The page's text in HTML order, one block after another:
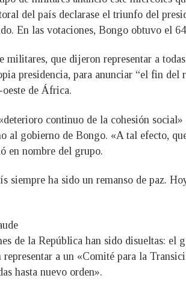
del país declarase el triunfo del
En las votaciones, Bongo obtuvo el
militares, que dijeron representar a
presidencia, para anunciar “el fin
de África.
continuo de la cohesión
al gobierno de Bongo. «A tal efecto,
en nombre del grupo.
siempre ha sido un remanso de paz.
de la República han sido disueltas:
a un «Comité para la
hasta nuevo orden».